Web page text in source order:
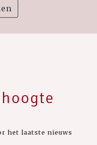
het laatste nieuws